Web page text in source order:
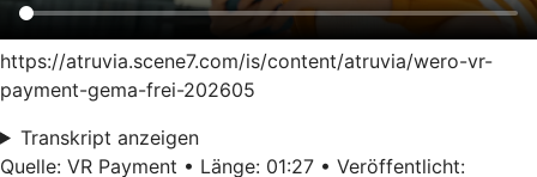
https://atruvia.scene7.com/is/content/atruvia/wero-vr-
payment-gema-frei-202605
Transkript anzeigen
Quelle: VR Payment • Länge: 01:27 • Veröffentlicht: